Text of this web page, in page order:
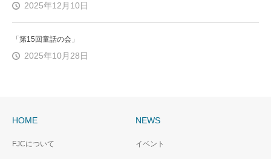
2025年12月10日
「第15回童話の会」
2025年10月28日
HOME
FJCについて
NEWS
イベント